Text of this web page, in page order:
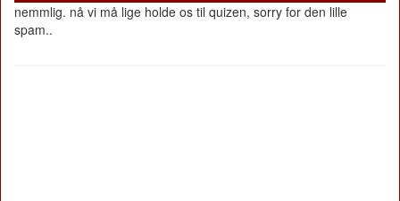
nemmlig. nå vi må lige holde os til quizen, sorry for den lille
spam..